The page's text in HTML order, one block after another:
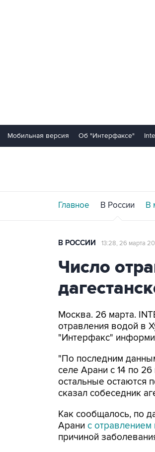
Мобильная версия Об "Интерфаксе"
Главное В России В
В РОССИИ 13:28, 26 марта
Число
Москва. 26 марта.
отравления водой в
"Интерфакс"
"По последним
селе Арани с 14 по
остальные остаются
сказал собеседник
Как сообщалось, по
Арани с отравлением
причиной